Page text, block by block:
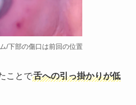
/下部の傷口は前回の位置
ことで舌への引っ掛かりが低